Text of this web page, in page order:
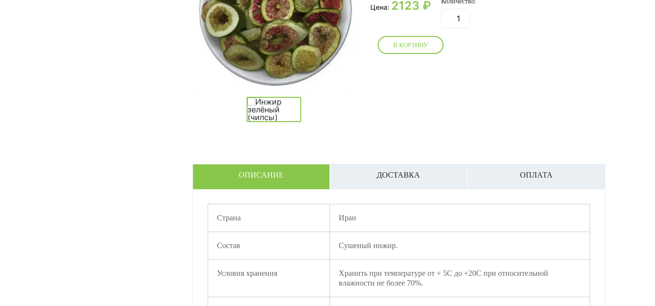
Цена: 2123 ₽
В КОРЗИНУ
ОПИСАНИЕ ДОСТАВКА ОПЛАТА
Страна Иран
Состав Сушеный инжир.
Условия хранения
Хранить при температуре от + 5С до +20С при относительной
влажности не более 70%.